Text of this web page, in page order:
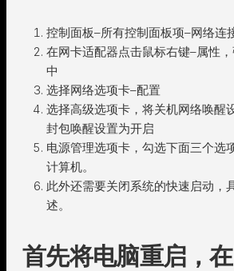
控制面板–所有控制面板项–网络连
在网卡适配器点击鼠标右键–属性
中
选择网络选项卡–配置
选择高级选项卡，将关机网络唤醒
封包唤醒设置为开启
电源管理选项卡，勾选下面三个选
计算机。
此外还需要关闭系统的快速启动，
述。
首先将电脑重启，